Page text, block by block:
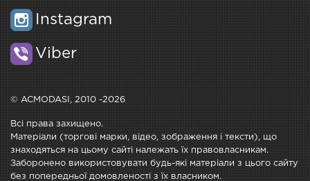
Instagram
Viber
© ACMODASI, 2010 -2026
Всі права захищено.
Матеріали (торгові марки, відео, зображення і тексти), що
знаходяться на цьому сайті належать їх правовласникам.
Заборонено використовувати будь-які матеріали з цього сайту
без попередньої домовленості з їх власником.